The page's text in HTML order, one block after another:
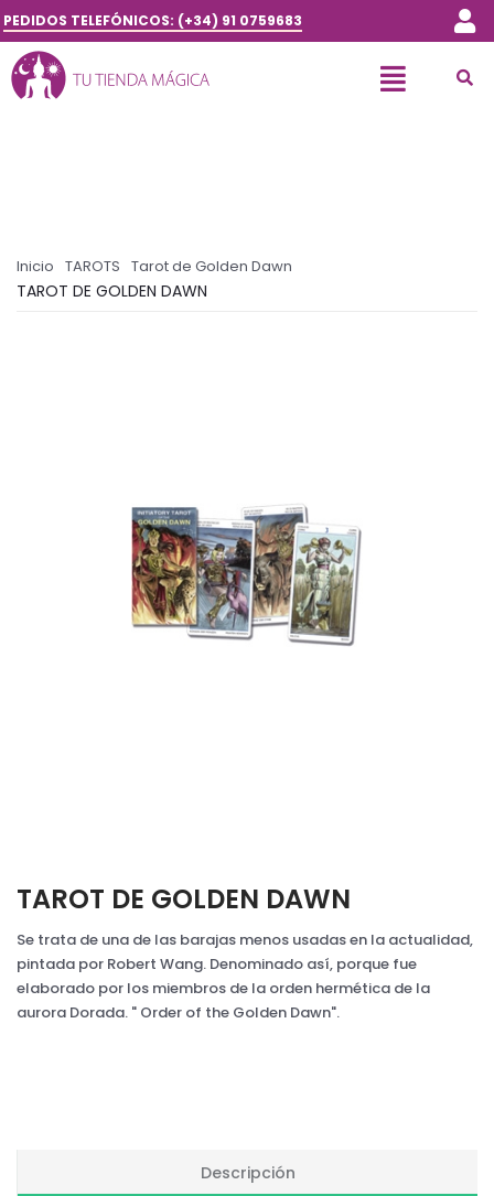
PEDIDOS TELEFÓNICOS: (+34) 91 0759683
Inicio TAROTS Tarot de Golden Dawn
TAROT DE GOLDEN DAWN
TAROT DE GOLDEN DAWN
Se trata de una de las barajas menos usadas en la actualidad,
pintada por Robert Wang. Denominado así, porque fue
elaborado por los miembros de la orden hermética de la
aurora Dorada. " Order of the Golden Dawn".
Descripción